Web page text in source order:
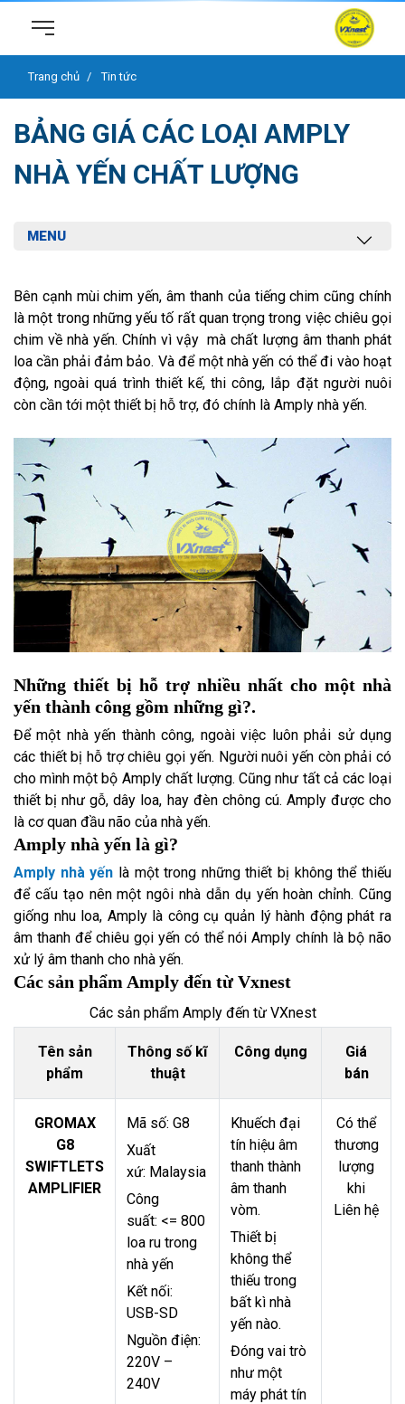
Trang chủ Tin tức
BẢNG GIÁ CÁC LOẠI AMPLY
NHÀ YẾN CHẤT LƯỢNG
MENU
Bên cạnh mùi chim yến, âm thanh của tiếng chim cũng chính
là một trong những yếu tố rất quan trọng trong việc chiêu gọi
chim về nhà yến. Chính vì vậy mà chất lượng âm thanh phát
loa cần phải đảm bảo. Và để một nhà yến có thể đi vào hoạt
động, ngoài quá trình thiết kế, thi công, lắp đặt người nuôi
còn cần tới một thiết bị hỗ trợ, đó chính là Amply nhà yến.
Những thiết bị hỗ trợ nhiều nhất cho một nhà
yến thành công gồm những gì?.
Để một nhà yến thành công, ngoài việc luôn phải sử dụng
các thiết bị hỗ trợ chiêu gọi yến. Người nuôi yến còn phải có
cho mình một bộ Amply chất lượng. Cũng như tất cả các loại
thiết bị như gỗ, dây loa, hay đèn chông cú. Amply được cho
là cơ quan đầu não của nhà yến.
Amply nhà yến là gì?
Amply nhà yến là một trong những thiết bị không thể thiếu
để cấu tạo nên một ngôi nhà dẫn dụ yến hoàn chỉnh. Cũng
giống nhu loa, Amply là công cụ quản lý hành động phát ra
âm thanh để chiêu gọi yến có thể nói Amply chính là bộ não
xử lý âm thanh cho nhà yến.
Các sản phẩm Amply đến từ Vxnest
Các sản phẩm Amply đến từ VXnest
Tên sản
phẩm
Thông số kĩ
thuật
Công dụng
Giá
bán
GROMAX
G8
SWIFTLETS
AMPLIFIER
Mã số: G8
Xuất
xứ: Malaysia
Công
suất: <= 800
loa ru trong
nhà yến
Kết nối:
USB-SD
Nguồn điện:
220V –
240V
Khuếch đại
tín hiệu âm
thanh thành
âm thanh
vòm.
Thiết bị
không thể
thiếu trong
bất kì nhà
yến nào.
Đóng vai trò
như một
máy phát tín
Có thể
thương
lượng
khi
Liên hệ